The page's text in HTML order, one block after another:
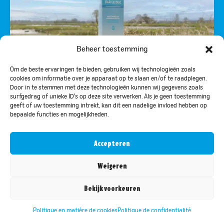
Beheer toestemming
Om de beste ervaringen te bieden, gebruiken wij technologieën zoals
cookies om informatie over je apparaat op te slaan en/of te raadplegen.
Door in te stemmen met deze technologieën kunnen wij gegevens zoals
surfgedrag of unieke ID's op deze site verwerken. Als je geen toestemming
geeft of uw toestemming intrekt, kan dit een nadelige invloed hebben op
bepaalde functies en mogelijkheden.
Accepteren
Weigeren
Bekijk voorkeuren
1 X 1 AN GRATUIT D’EAU DE BAR-LE-DUC